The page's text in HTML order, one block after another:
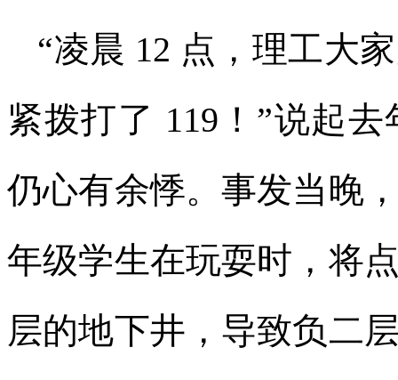
“凌晨 12 点，理工大
紧拨打了 119！”说起
仍心有余悸。事发当晚
年级学生在玩耍时，将
层的地下井，导致负二